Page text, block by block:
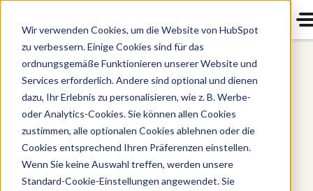
Wir verwenden Cookies, um die Website von HubSpot
zu verbessern. Einige Cookies sind für das
ordnungsgemäße Funktionieren unserer Website und
Services erforderlich. Andere sind optional und dienen
dazu, Ihr Erlebnis zu personalisieren, wie z. B. Werbe-
oder Analytics-Cookies. Sie können allen Cookies
zustimmen, alle optionalen Cookies ablehnen oder die
Cookies entsprechend Ihren Präferenzen einstellen.
Wenn Sie keine Auswahl treffen, werden unsere
Standard-Cookie-Einstellungen angewendet. Sie
Marketing Hub